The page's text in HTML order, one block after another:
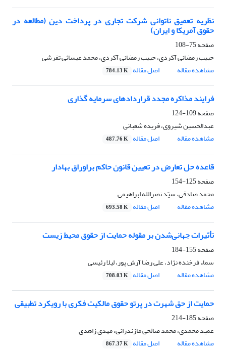
نظریه تعمیق ناتوانی شرکت تجاری در پرداخت دین (مطالعه در
حقوق آمریکا و ایران)
صفحه75-108
حبیب رمضانی آکردی، حبیب رمضانی آکردی، محمد عیسائی تفرشی
مشاهده مقاله
اصل مقاله 784.13 K
فرایند مذاکره مجدد قراردادهای سرمایه گذاری
صفحه109-124
عبدالحسین شیروی، فریده شعبانی
مشاهده مقاله
اصل مقاله 487.76 K
قاعده حل تعارض در تعیین قانون حاکم براوراق بهادار
صفحه125-154
محمد صادقی، سیّد نصرالله ابراهیمی
مشاهده مقاله
اصل مقاله 693.58 K
تأثیرات جهانی‌شدن بر مقوله حمایت از حقوق محیط زیست
صفحه155-184
سماء فرخنده نژاد، علی رضا آرش پور، لیلا رئیسی
مشاهده مقاله
اصل مقاله 708.03 K
حمایت از حق شهرت در پرتو حقوق مالکیت فکری با رویکرد تطبیقی
صفحه185-214
عمید محمدی، محمد صالحی مازندرانی، مهدی زاهدی
مشاهده مقاله
اصل مقاله 867.37 K